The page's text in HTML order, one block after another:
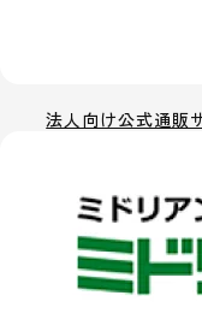
法人向け公式通販